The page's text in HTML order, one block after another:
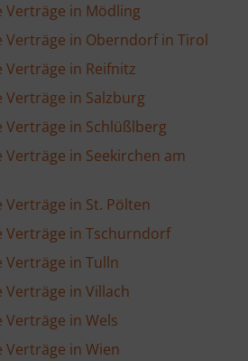
Verträge in Mödling
Verträge in Oberndorf in Tirol
in Reifnitz
in Salzburg
Verträge in Schlüßlberg
in Seekirchen am
in St. Pölten
Verträge in Tschurndorf
Verträge in Tulln
in Villach
in Wels
Verträge in Wien